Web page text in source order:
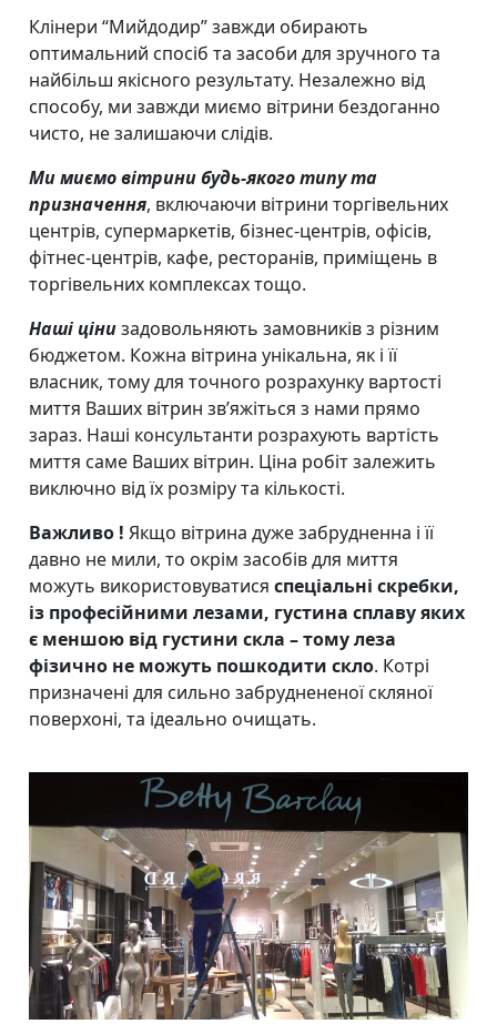
Клінери “Мийдодир” завжди обирають
оптимальний спосіб та засоби для зручного та
найбільш якісного результату. Незалежно від
способу, ми завжди миємо вітрини бездоганно
чисто, не залишаючи слідів.
Ми миємо вітрини будь-якого типу та
призначення, включаючи вітрини торгівельних
центрів, супермаркетів, бізнес-центрів, офісів,
фітнес-центрів, кафе, ресторанів, приміщень в
торгівельних комплексах тощо.
Наші цінизадовольняють замовників з різним
бюджетом. Кожна вітрина унікальна, як і її
власник, тому для точного розрахунку вартості
миття Ваших вітрин зв’яжіться з нами прямо
зараз. Наші консультанти розрахують вартість
миття саме Ваших вітрин. Ціна робіт залежить
виключно від їх розміру та кількості.
Важливо ! Якщо вітрина дуже забрудненна і її
давно не мили, то окрім засобів для миття
можуть використовуватися спеціальні скребки,
із професійними лезами, густина сплаву яких
є меншою від густини скла – тому леза
фізично не можуть пошкодити скло. Котрі
призначені для сильно забруднененої скляної
поверхоні, та ідеально очищать.